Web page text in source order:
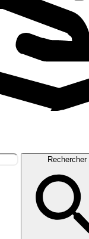
Rechercher